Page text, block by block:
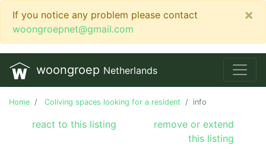
If you notice any problem please contact
woongroepnet@gmail.com
×
woongroep Netherlands
Home Coliving spaces looking for a resident info
react to this listing
remove or extend
this listing